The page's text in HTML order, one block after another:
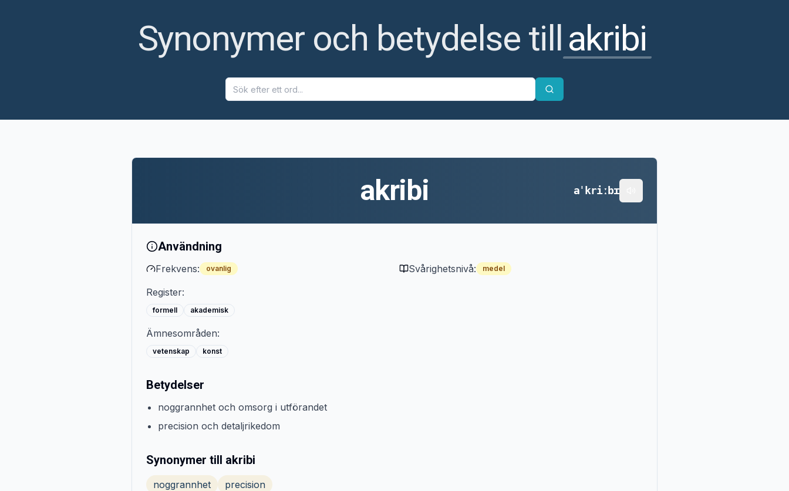
Synonymer och betydelse tillakribi
akribi aˈkriːbɪ
Användning
Frekvens: ovanlig Svårighetsnivå: medel
Register:
formell akademisk
Ämnesområden:
vetenskap konst
Betydelser
noggrannhet och omsorg i utförandet
precision och detaljrikedom
Synonymer till akribi
noggrannhet precision